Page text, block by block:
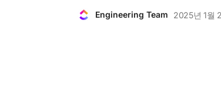
Engineering Team 2025년 1월